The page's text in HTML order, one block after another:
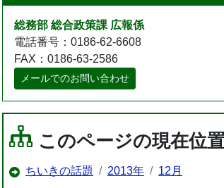
総務部 総合政策課 広報係
電話番号：0186-62-6608
FAX：0186-63-2586
メールでのお問い合わせ
このページの現在位
ちいきの話題 2013年 12月